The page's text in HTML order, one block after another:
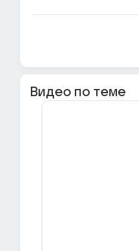
Видео по теме